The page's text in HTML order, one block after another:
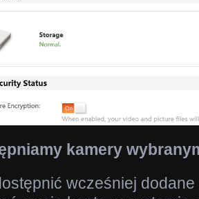
kamery
wcześniej